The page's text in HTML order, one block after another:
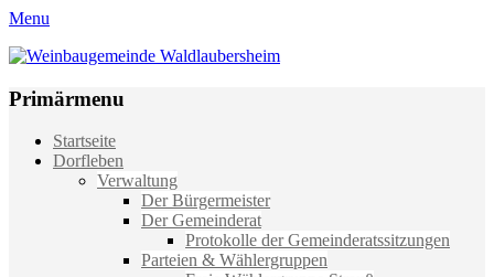
Menu
Weinbaugemeinde Waldlaubersheim
Primärmenu
Weiter
zum
Startseite
Dorfleben
Verwaltung
Der Bürgermeister
Der Gemeinderat
Protokolle der Gemeinderatssitzungen
Parteien & Wählergruppen